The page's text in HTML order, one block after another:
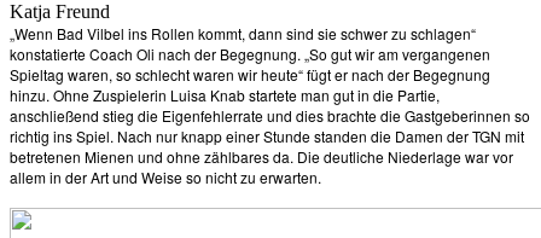
Katja Freund
„Wenn Bad Vilbel ins Rollen kommt, dann sind sie schwer zu schlagen“
konstatierte Coach Oli nach der Begegnung. „So gut wir am vergangenen
Spieltag waren, so schlecht waren wir heute“ fügt er nach der Begegnung
hinzu. Ohne Zuspielerin Luisa Knab startete man gut in die Partie,
anschließend stieg die Eigenfehlerrate und dies brachte die Gastgeberinnen so
richtig ins Spiel. Nach nur knapp einer Stunde standen die Damen der TGN mit
betretenen Mienen und ohne zählbares da. Die deutliche Niederlage war vor
allem in der Art und Weise so nicht zu erwarten.